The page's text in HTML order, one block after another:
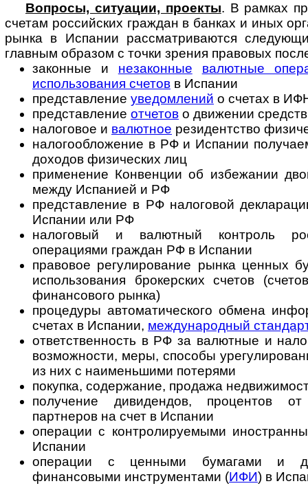
Вопросы, ситуации, проекты. В рамках
счетам российских граждан в бан­ках и иных
рынка в Испании рассматриваются
главным образом с точки зрения правовых
законные и незаконные
валютные
использования счетов в Испании
представление уведомлений о счетах в
представление отчетов о движении
налоговое и валютное резидентство
налогообложение в РФ и Испании
доходов физических лиц
применение Конвенции об избежании
между Испанией и РФ
представление в РФ налоговой
Испании или РФ
налоговый и валютный контроль
операциями граждан РФ в Испании
правовое регулирование рынка ценных
использования брокерских счетов
финансового рынка)
процедуры автоматического обмена
счетах в Испании, международный
ответственность в РФ за валютные и
возможности, меры, способы
из них с наименьшими потерями
покупка, содержание, продажа
получение дивидендов, процентов
партнеров на счет в Испании
операции с контролируемыми
Испании
операции с ценными бумагами и
финансовыми инструментами (ИФИ) в